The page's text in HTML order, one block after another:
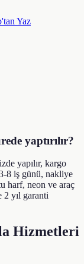
Yaz
yaptırılır?
yapılır, kargo
8 iş günü, nakliye
harf, neon ve araç
yıl garanti
Hizmetleri